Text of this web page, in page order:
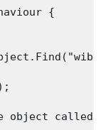
{
object called